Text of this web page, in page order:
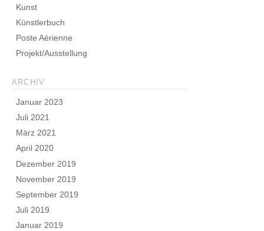
Kunst
Künstlerbuch
Poste Aérienne
Projekt/Ausstellung
ARCHIV
Januar 2023
Juli 2021
März 2021
April 2020
Dezember 2019
November 2019
September 2019
Juli 2019
Januar 2019